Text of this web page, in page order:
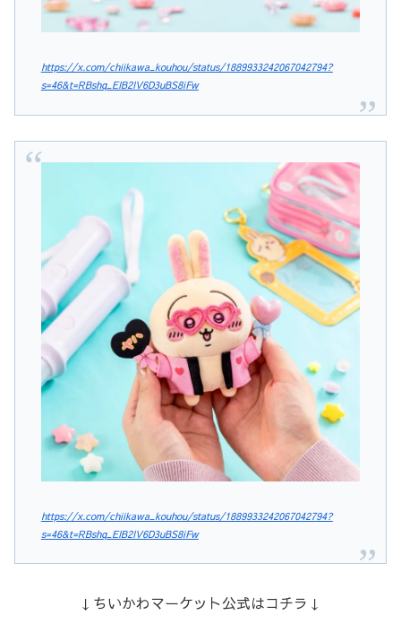
https://x.com/chiikawa_kouhou/status/1889933242067042794?
s=46&t=RBshq_EIB2IV6D3uBS8iFw
https://x.com/chiikawa_kouhou/status/1889933242067042794?
s=46&t=RBshq_EIB2IV6D3uBS8iFw
↓ちいかわマーケット公式はコチラ↓